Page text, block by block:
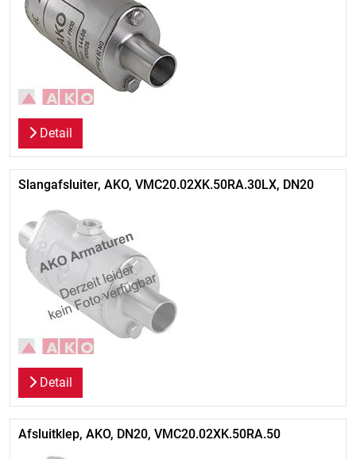
Detail
Slangafsluiter, AKO, VMC20.02XK.50RA.30LX, DN20
Detail
Afsluitklep, AKO, DN20, VMC20.02XK.50RA.50